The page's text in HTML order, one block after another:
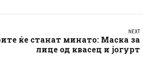
NEXT
ќе станат минато: Маска за
лице од квасец и јогурт